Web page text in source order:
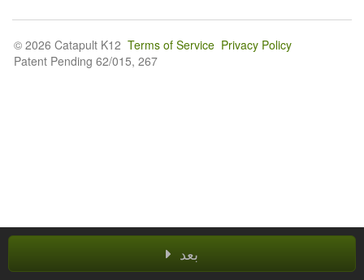
بعد
© 2026 Catapult K12 Terms of Service Privacy Policy
Patent Pending 62/015, 267